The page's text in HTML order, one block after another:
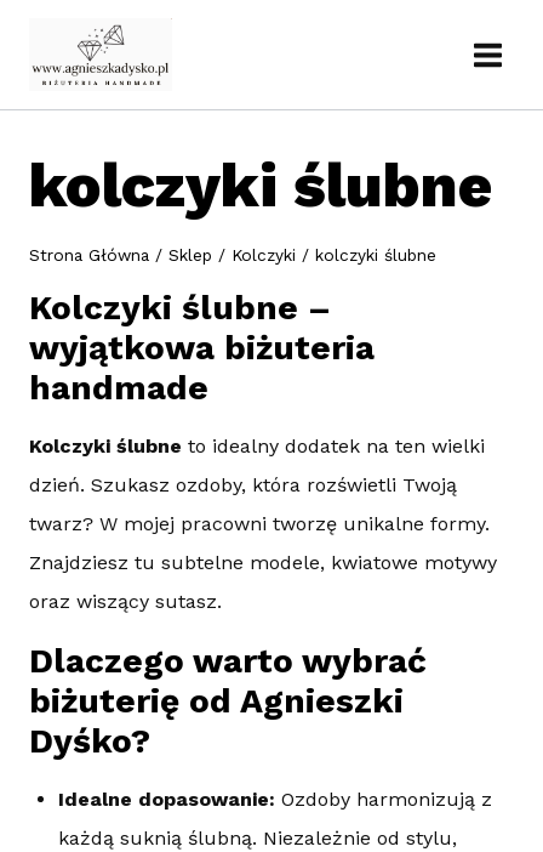
kolczyki ślubne
Strona Główna / Sklep / Kolczyki / kolczyki ślubne
Kolczyki ślubne –
wyjątkowa biżuteria
handmade
Kolczyki ślubne to idealny dodatek na ten wielki
dzień. Szukasz ozdoby, która rozświetli Twoją
twarz? W mojej pracowni tworzę unikalne formy.
Znajdziesz tu subtelne modele, kwiatowe motywy
oraz wiszący sutasz.
Dlaczego warto wybrać
biżuterię od Agnieszki
Dyśko?
Idealne dopasowanie: Ozdoby harmonizują z
każdą suknią ślubną. Niezależnie od stylu,